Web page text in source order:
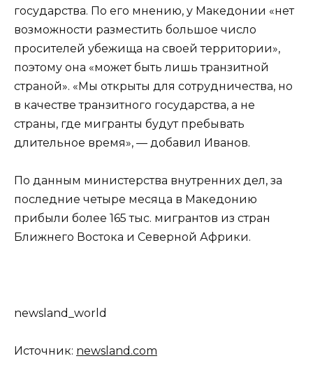
государства. По его мнению, у Македонии «нет
возможности разместить большое число
просителей убежища на своей территории»,
поэтому она «может быть лишь транзитной
страной». «Мы открыты для сотрудничества, но
в качестве транзитного государства, а не
страны, где мигранты будут пребывать
длительное время», — добавил Иванов.
По данным министерства внутренних дел, за
последние четыре месяца в Македонию
прибыли более 165 тыс. мигрантов из стран
Ближнего Востока и Северной Африки.
newsland_world
Источник: newsland.com